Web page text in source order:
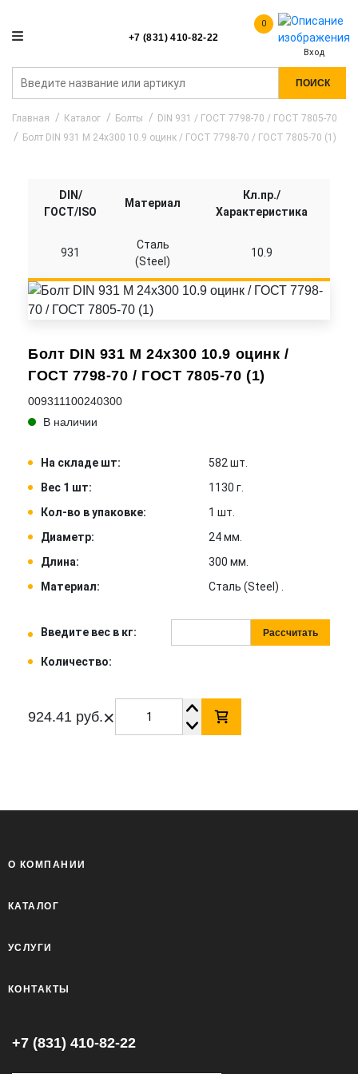
+7 (831) 410-82-22
0
Вход
ПОИСК
Главная Каталог Болты
DIN 931 / ГОСТ 7798-70 / ГОСТ 7805-70
Болт DIN 931 M 24x300 10.9 оцинк / ГОСТ 7798-70 / ГОСТ 7805-70 (1)
Болт DIN 931 M 24x300 10.9 оцинк /
ГОСТ 7798-70 / ГОСТ 7805-70 (1)
009311100240300
В наличии
На складе шт:
582 шт.
Вес 1 шт:
1130 г.
Кол-во в упаковке:
1 шт.
Диаметр:
24 мм.
Длина:
300 мм.
Материал:
Сталь (Steel) .
Введите вес в кг: Рассчитать
Количество:
924.41 руб.×
DIN/
ГОСТ/ISO
Материал
Кл.пр./
Характеристика
931
Сталь
(Steel)
10.9
О КОМПАНИИ
КАТАЛОГ
УСЛУГИ
КОНТАКТЫ
+7 (831) 410-82-22